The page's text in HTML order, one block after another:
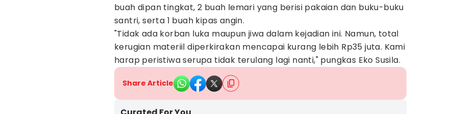
buah dipan tingkat, 2 buah lemari yang berisi pakaian dan buku-buku
santri, serta 1 buah kipas angin.
"Tidak ada korban luka maupun jiwa dalam kejadian ini. Namun, total
kerugian materiil diperkirakan mencapai kurang lebih Rp35 juta. Kami
harap peristiwa serupa tidak terulang lagi nanti," pungkas Eko Susila.
Share Article